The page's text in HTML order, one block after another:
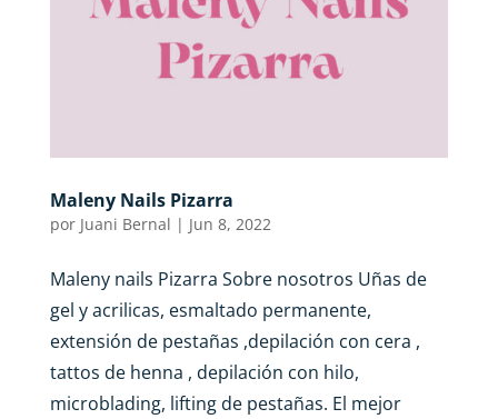
Maleny Nails Pizarra
por Juani Bernal | Jun 8, 2022
Maleny nails Pizarra Sobre nosotros Uñas de
gel y acrilicas, esmaltado permanente,
extensión de pestañas ,depilación con cera ,
tattos de henna , depilación con hilo,
microblading, lifting de pestañas. El mejor